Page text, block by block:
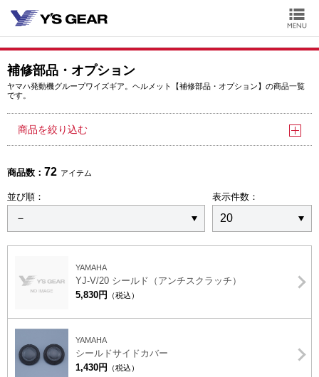
補修部品・オプション
ヤマハ発動機グループワイズギア。ヘルメット【補修部品・オプション】の商品一覧
です。
商品を絞り込む
商品数： 72 アイテム
並び順： 表示件数：
YAMAHA
YJ-V/20 シールド（アンチスクラッチ）
5,830円
（税込）
YAMAHA
シールドサイドカバー
1,430円
（税込）